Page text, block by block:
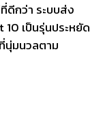
ดีกว่า ระบบส่ง
เป็นรุ่นประหยัด
นุ่มนวลตาม